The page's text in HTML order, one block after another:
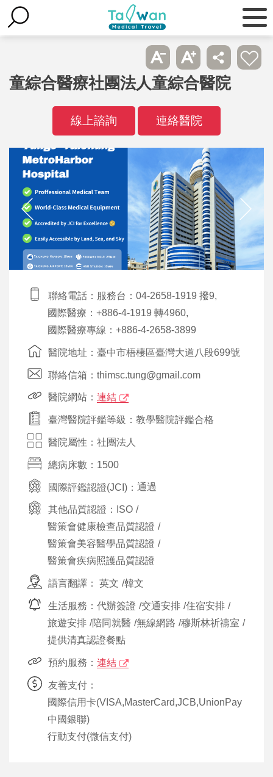
童綜合醫療社團法人童綜合醫院
線上諮詢 連絡醫院
聯絡電話：服務台：04-2658-1919 撥9,
國際醫療：+886-4-1919 轉4960,
國際醫療專線：+886-4-2658-3899
醫院地址：臺中市梧棲區臺灣大道八段699號
聯絡信箱：thimsc.tung@gmail.com
醫院網站： 連結
臺灣醫院評鑑等級：教學醫院評鑑合格
醫院屬性：社團法人
總病床數：1500
國際評鑑認證(JCI)： 通過
其他品質認證： ISO /
醫策會健康檢查品質認證 /
醫策會美容醫學品質認證 /
醫策會疾病照護品質認證
語言翻譯： 英文 /韓文
生活服務： 代辦簽證 /交通安排 /住宿安排 /
旅遊安排 /陪同就醫 /無線網路 /穆斯林祈禱室 /
提供清真認證餐點
預約服務： 連結
友善支付：
國際信用卡(VISA,MasterCard,JCB,UnionPay
中國銀聯)
行動支付(微信支付)